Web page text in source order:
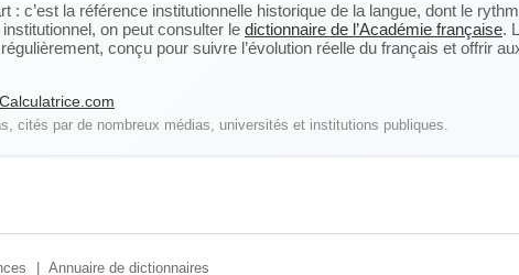
: c’est la référence institutionnelle historique de la langue, dont le
on peut consulter le dictionnaire de l’Académie française.
conçu pour suivre l’évolution réelle du français et offrir
Calculatrice.com
cités par de nombreux médias, universités et institutions publiques.
Annuaire de dictionnaires